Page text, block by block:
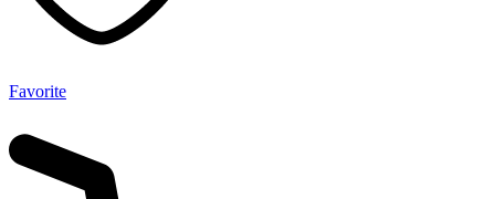
Favorite